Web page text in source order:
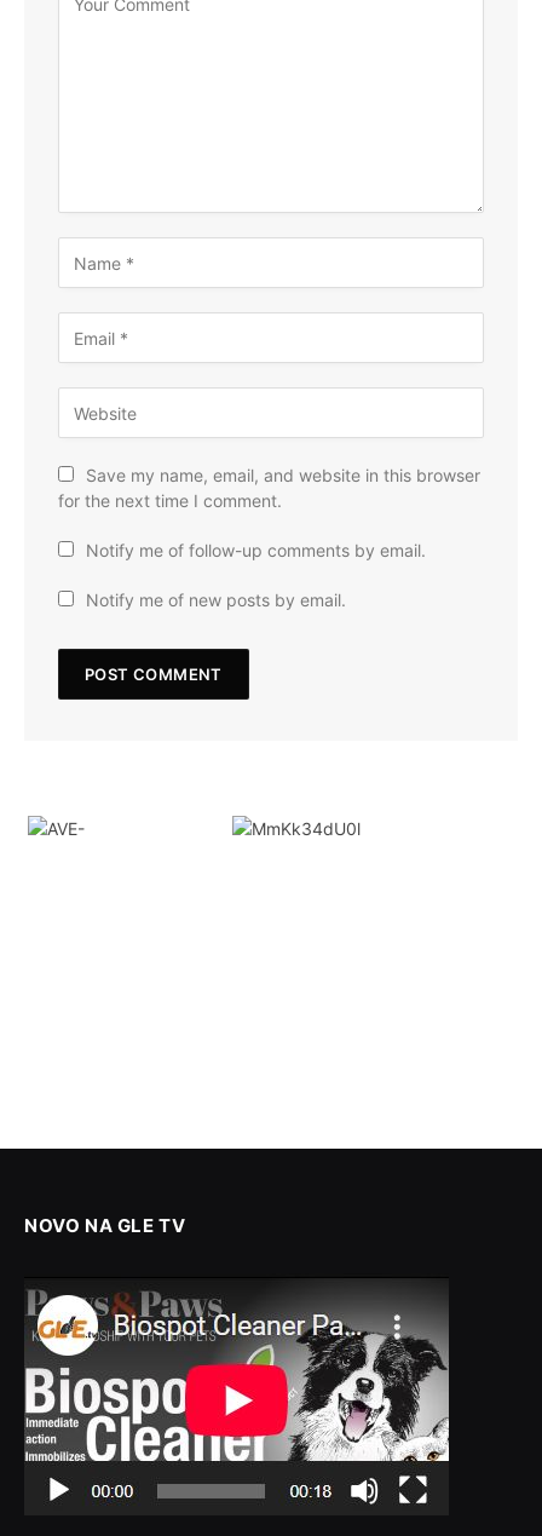
Save my name, email, and website in this browser
for the next time I comment.
Notify me of follow-up comments by email.
Notify me of new posts by email.
NOVO NA GLE TV